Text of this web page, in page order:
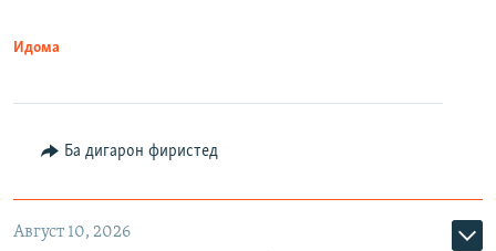
Идома
Ба дигарон фиристед
Август 10, 2026